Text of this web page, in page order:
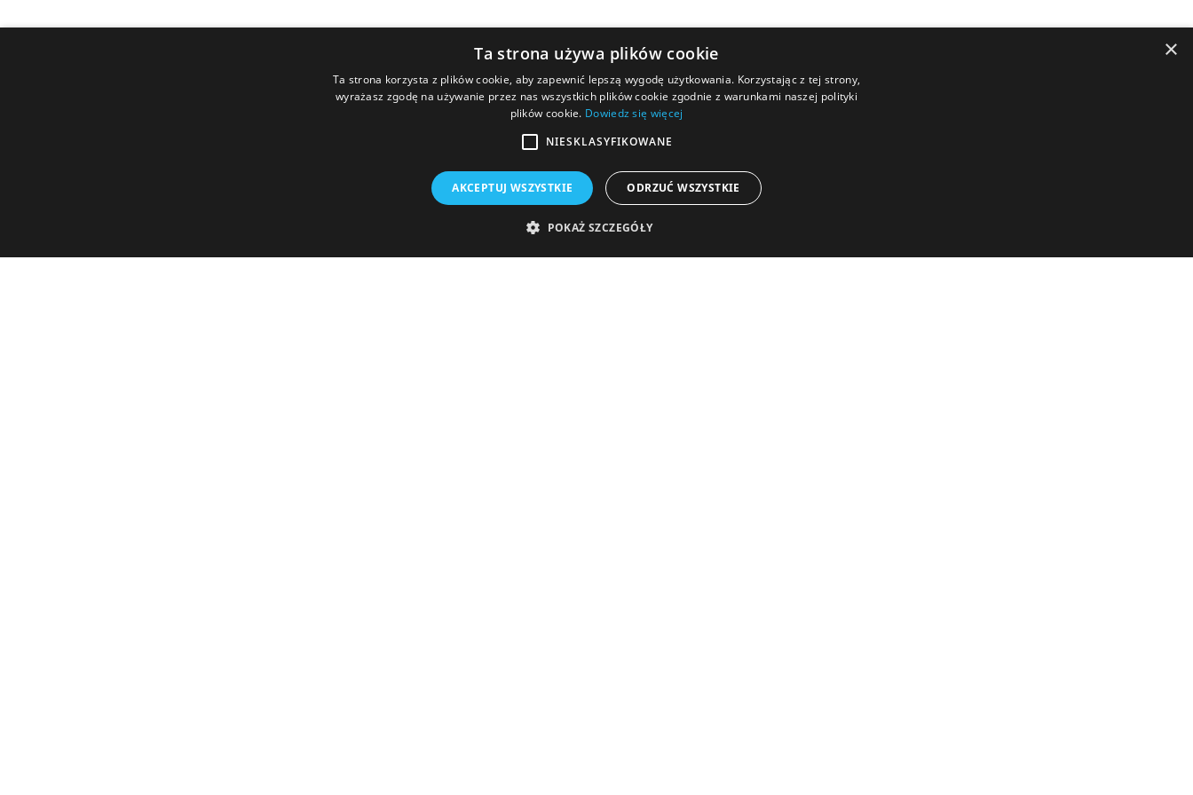
×
Ta strona używa plików cookie
Ta strona korzysta z plików cookie, aby zapewnić lepszą wygodę użytkowania. Korzystając z tej strony,
wyrażasz zgodę na używanie przez nas wszystkich plików cookie zgodnie z warunkami naszej polityki
plików cookie. Dowiedz się więcej
NIESKLASYFIKOWANE
AKCEPTUJ WSZYSTKIE ODRZUĆ WSZYSTKIE
POKAŻ SZCZEGÓŁY